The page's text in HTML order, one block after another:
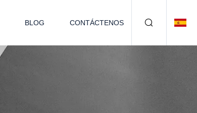
BLOG CONTÁCTENOS